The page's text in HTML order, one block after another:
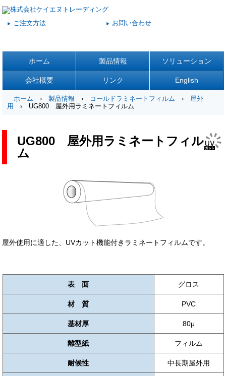
▶ ご注文方法 ▶ お問い合わせ
ホーム 製品情報 ソリューション
会社概要 リンク English
ホーム›製品情報 › コールドラミネートフィルム › 屋外
用
› UG800 屋外用ラミネートフィルム
UG800 屋外用ラミネートフィル
ム
屋外使用に適した、UVカット機能付きラミネートフィルムです。
表 面 グロス
材 質 PVC
基材厚 80μ
離型紙 フィルム
耐候性 中長期屋外用